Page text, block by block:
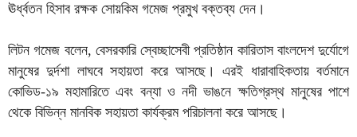
ঊর্ধ্বতন হিসাব রক্ষক সোয়কিম গমেজ প্রমুখ বক্তব্য দেন।
লিটন গমেজ বলেন, বেসরকারি স্বেচ্ছাসেবী প্রতিষ্ঠান কারিতাস বাংলদেশ দুর্যোগে
মানুষের দুর্দশা লাঘবে সহায়তা করে আসছে। এরই ধারাবাহিকতায় বর্তমানে
কোভিড-১৯ মহামারিতে এবং বন্যা ও নদী ভাঙনে ক্ষতিগ্রস্থ মানুষের পাশে
থেকে বিভিন্ন মানবিক সহায়তা কার্যক্রম পরিচালনা করে আসছে।